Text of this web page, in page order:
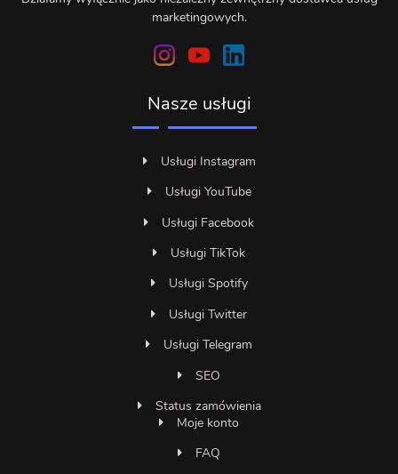
marketingowych.
Nasze usługi
Usługi Instagram
Usługi YouTube
Usługi Facebook
Usługi TikTok
Usługi Spotify
Usługi Twitter
Usługi Telegram
SEO
Status zamówienia
Moje konto
FAQ